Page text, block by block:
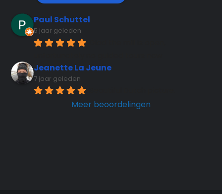
Paul Schuttel
5 jaar geleden
Jeanette La Jeune
7 jaar geleden
Meer beoordelingen